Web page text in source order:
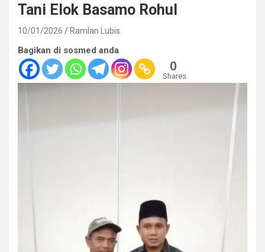
Tani Elok Basamo Rohul
10/01/2026 Ramlan Lubis
Bagikan di sosmed anda
0
Shares